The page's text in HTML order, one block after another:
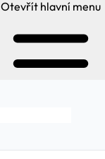
Otevřít hlavní menu